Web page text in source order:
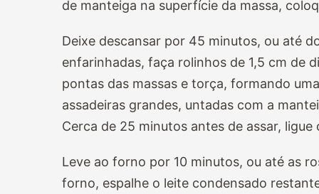
de manteiga na superfície da massa,
Deixe descansar por 45 minutos, ou até
enfarinhadas, faça rolinhos de 1,5 cm de
pontas das massas e torça, formando
assadeiras grandes, untadas com a
Cerca de 25 minutos antes de assar,
Leve ao forno por 10 minutos, ou até as
forno, espalhe o leite condensado